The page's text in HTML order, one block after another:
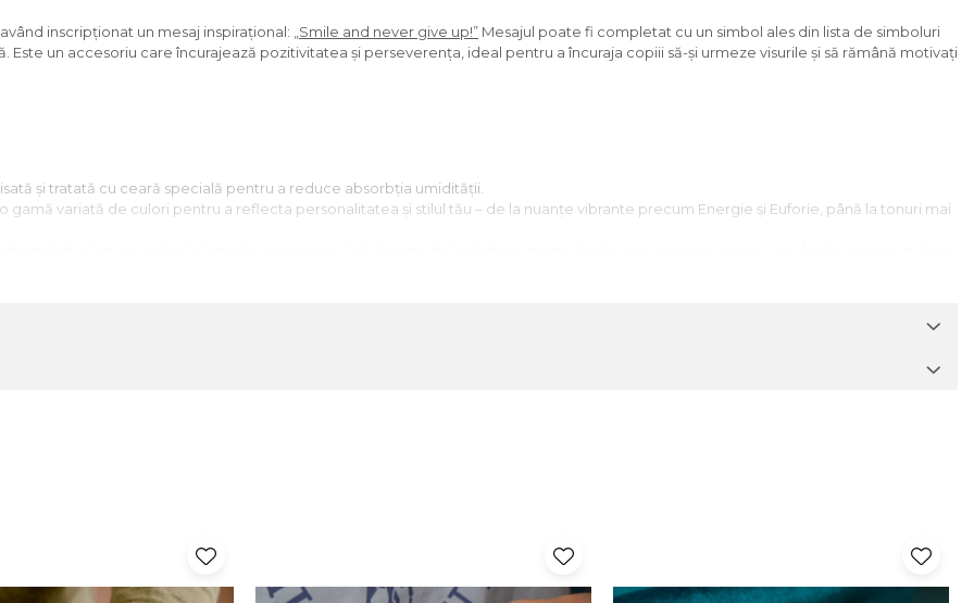
inscripționat un mesaj inspirațional: „Smile and never give up!” Mesajul poate fi completat cu un simbol ales din lista de simboluri
un accesoriu care încurajează pozitivitatea și perseverența, ideal pentru a încuraja copiii să-și urmeze visurile și să rămână motivați
și tratată cu ceară specială pentru a reduce absorbția umidității.
gamă variată de culori pentru a reflecta personalitatea și stilul tău – de la nuanțe vibrante precum Energie și Euforie, până la tonuri mai
permite ajustarea brățării pentru a se potrivi perfect. Brățara poate fi micșorată, dar nu mărită. Dacă ai nevoie de un alt set de șnururi,
lungul anilor.